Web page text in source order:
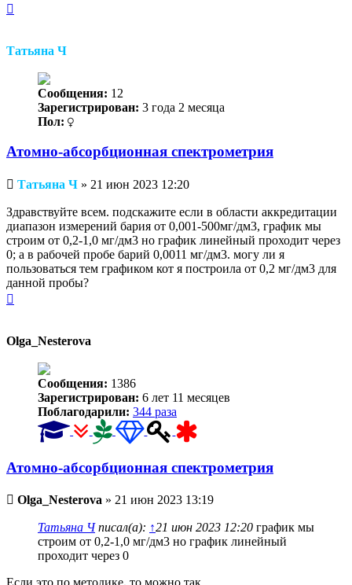
Татьяна Ч
Сообщения: 12
Зарегистрирован: 3 года 2 месяца
Пол:
Атомно-абсорбционная спектрометрия
Непрочитанное
Татьяна Ч » 21 июн 2023 12:20
Здравствуйте всем. подскажите если в области аккредитации
диапазон измерений бария от 0,001-500мг/дм3, график мы
строим от 0,2-1,0 мг/дм3 но график линейный проходит через
0; а в рабочей пробе барий 0,0011 мг/дм3. могу ли я
пользоваться тем графиком кот я построила от 0,2 мг/дм3 для
данной пробы?
Olga_Nesterova
Сообщения: 1386
Зарегистрирован: 6 лет 11 месяцев
Поблагодарили: 344 раза
Атомно-абсорбционная спектрометрия
Непрочитанное
сообщение
Olga_Nesterova » 21 июн 2023 13:19
Татьяна Чписал(а): ↑21 июн 2023 12:20 график мы
строим от 0,2-1,0 мг/дм3 но график линейный
проходит через 0